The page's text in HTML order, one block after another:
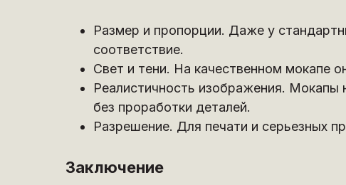
Размер и пропорции. Даже у
соответствие.
Свет и тени. На качественном мокапе
Реалистичность изображения.
без проработки деталей.
Разрешение. Для печати и серьезных
Заключение